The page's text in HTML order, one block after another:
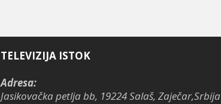
TELEVIZIJA ISTOK
Adresa:
Jasikovačka petlja bb, 19224 Salaš, Zaječar,Srbija